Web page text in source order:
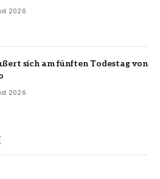
2026
sich am fünften Todestag von
2026